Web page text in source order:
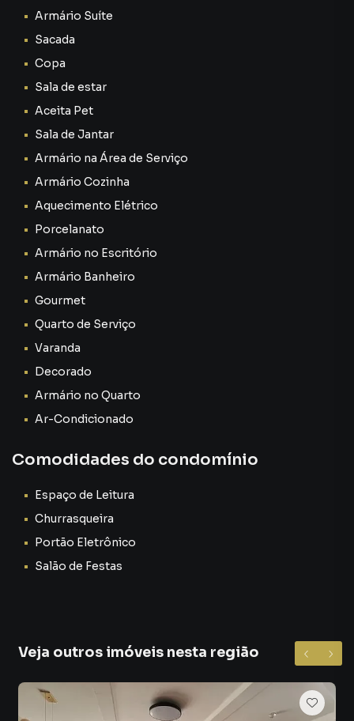
Armário Suíte
Sacada
Copa
Sala de estar
Aceita Pet
Sala de Jantar
Armário na Área de Serviço
Armário Cozinha
Aquecimento Elétrico
Porcelanato
Armário no Escritório
Armário Banheiro
Gourmet
Quarto de Serviço
Varanda
Decorado
Armário no Quarto
Ar-Condicionado
Comodidades do condomínio
Espaço de Leitura
Churrasqueira
Portão Eletrônico
Salão de Festas
Veja outros imóveis nesta região